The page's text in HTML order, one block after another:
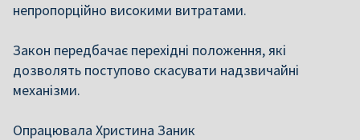
непропорційно високими витратами.
Закон передбачає перехідні положення, які
дозволять поступово скасувати надзвичайні
механізми.
Опрацювала Христина Заник